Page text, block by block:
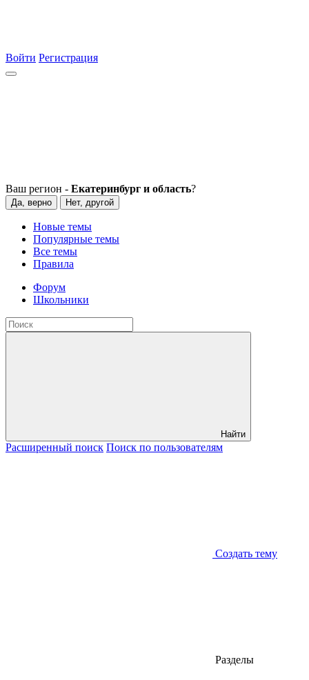
Войти Регистрация
Ваш регион - Екатеринбург и область?
Да, верно Нет, другой
Новые темы
Популярные темы
Все темы
Правила
Форум
Школьники
Найти
Расширенный поиск Поиск по пользователям
Создать тему
Разделы